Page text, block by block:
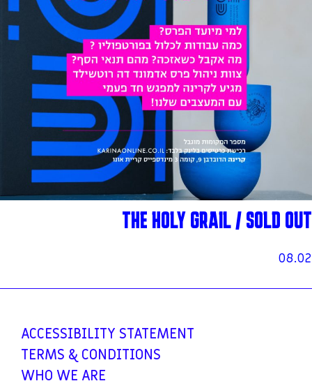
THE HOLY GRAIL / SOLD OUT
08.02
ACCESSIBILITY STATEMENT
TERMS & CONDITIONS
WHO WE ARE